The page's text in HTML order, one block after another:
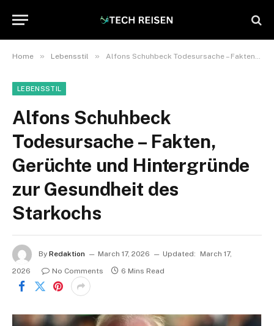
Home » Lebensstil » Alfons Schuhbeck Todesursache – Fakten, Gerüchte und Hintergründe zur Gesundheit des Starkochs
LEBENSSTIL
Alfons Schuhbeck
Todesursache – Fakten,
Gerüchte und Hintergründe
zur Gesundheit des
Starkochs
By Redaktion March 17, 2026 Updated:
March 17,
2026
No Comments 6 Mins Read